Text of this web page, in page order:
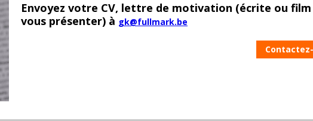
Envoyez votre CV, lettre de motivation (écrite ou
vous présenter) à gk@fullmark.be